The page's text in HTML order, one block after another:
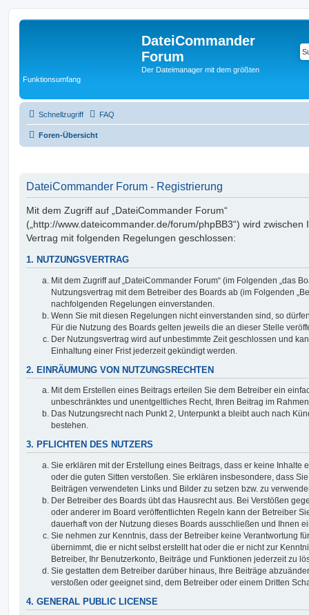
DateiCommander
Forum
Der Dateimanager mit dem größten
Funktionsumfang
Schnellzugriff FAQ
Foren-Übersicht
DateiCommander Forum - Registrierung
Mit dem Zugriff auf „DateiCommander Forum“
(„http://www.dateicommander.de/forum/phpBB3“) wird
Vertrag mit folgenden Regelungen geschlossen:
1. NUTZUNGSVERTRAG
Mit dem Zugriff auf „DateiCommander Forum“ (im Folgenden „das
Nutzungsvertrag mit dem Betreiber des Boards ab (im Folgenden
nachfolgenden Regelungen einverstanden.
Wenn Sie mit diesen Regelungen nicht einverstanden sind, so
Für die Nutzung des Boards gelten jeweils die an dieser Stelle
Der Nutzungsvertrag wird auf unbestimmte Zeit geschlossen und
Einhaltung einer Frist jederzeit gekündigt werden.
2. EINRÄUMUNG VON NUTZUNGSRECHTEN
Mit dem Erstellen eines Beitrags erteilen Sie dem Betreiber ein
unbeschränktes und unentgeltliches Recht, Ihren Beitrag im
Das Nutzungsrecht nach Punkt 2, Unterpunkt a bleibt auch nach
bestehen.
3. PFLICHTEN DES NUTZERS
Sie erklären mit der Erstellung eines Beitrags, dass er keine Inhalte
oder die guten Sitten verstoßen. Sie erklären insbesondere, dass
Beiträgen verwendeten Links und Bilder zu setzen bzw. zu
Der Betreiber des Boards übt das Hausrecht aus. Bei Verstößen
oder anderer im Board veröffentlichten Regeln kann der Betreiber
dauerhaft von der Nutzung dieses Boards ausschließen und Ihnen
Sie nehmen zur Kenntnis, dass der Betreiber keine Verantwortung
übernimmt, die er nicht selbst erstellt hat oder die er nicht zur
Betreiber, Ihr Benutzerkonto, Beiträge und Funktionen jederzeit zu
Sie gestatten dem Betreiber darüber hinaus, Ihre Beiträge
verstoßen oder geeignet sind, dem Betreiber oder einem Dritten
4. GENERAL PUBLIC LICENSE